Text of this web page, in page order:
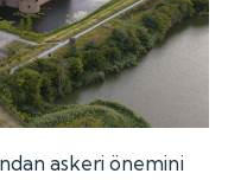
askeri önemini